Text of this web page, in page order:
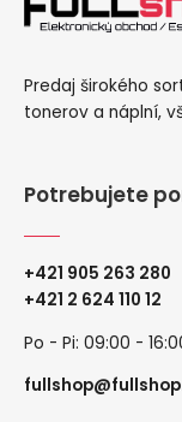
Predaj širokého
tonerov a náplní,
Potrebujete
+421 905 263 280
+421 2 624 110 12
Po - Pi: 09:00 -